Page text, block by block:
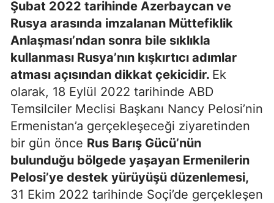
Şubat 2022 tarihinde Azerbaycan ve
Rusya arasında imzalanan Müttefiklik
Anlaşması’ndan sonra bile sıklıkla
kullanması Rusya’nın kışkırtıcı adımlar
atması açısından dikkat çekicidir. Ek
olarak, 18 Eylül 2022 tarihinde ABD
Temsilciler Meclisi Başkanı Nancy Pelosi’nin
Ermenistan’a gerçekleşeceği ziyaretinden
bir gün önce Rus Barış Gücü’nün
bulunduğu bölgede yaşayan Ermenilerin
Pelosi’ye destek yürüyüşü düzenlemesi,
31 Ekim 2022 tarihinde Soçi’de gerçekleşen